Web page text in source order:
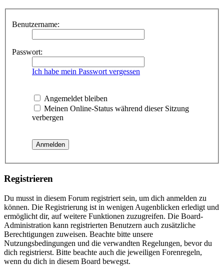
Benutzername:
Passwort:
Ich habe mein Passwort vergessen
Angemeldet bleiben
Meinen Online-Status während dieser Sitzung
verbergen
Registrieren
Du musst in diesem Forum registriert sein, um dich anmelden zu
können. Die Registrierung ist in wenigen Augenblicken erledigt und
ermöglicht dir, auf weitere Funktionen zuzugreifen. Die Board-
Administration kann registrierten Benutzern auch zusätzliche
Berechtigungen zuweisen. Beachte bitte unsere
Nutzungsbedingungen und die verwandten Regelungen, bevor du
dich registrierst. Bitte beachte auch die jeweiligen Forenregeln,
wenn du dich in diesem Board bewegst.